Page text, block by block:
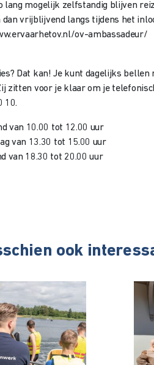
lang mogelijk zelfstandig blijven
dan vrijblijvend langs tijdens het
ov-ambassadeur/
Dat kan! Je kunt dagelijks bellen
zitten voor je klaar om je
10.
van 10.00 tot 12.00 uur
van 13.30 tot 15.00 uur
van 18.30 tot 20.00 uur
ook